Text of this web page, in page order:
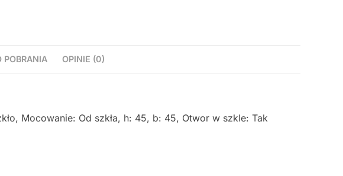
POBRANIA OPINIE (0)
Mocowanie: Od szkła, h: 45, b: 45, Otwor w szkle: Tak